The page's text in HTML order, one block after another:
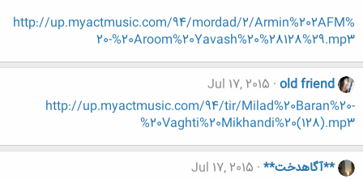
http://up.myactmusic.com/94/mordad/2/Armin%202AFM%
20-%20Aroom%20Yavash%20%28128%29.mp3
old friend
Jul 17, 2015
http://up.myactmusic.com/94/tir/Milad%20Baran%20-
%20Vaghti%20Mikhandi%20(128).mp3
**آگاهدخت** Jul 17, 2015